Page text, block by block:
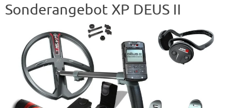
Sonderangebot XP DEUS II